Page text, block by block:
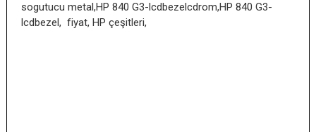
sogutucu metal,HP 840 G3-lcdbezelcdrom,HP 840 G3-
lcdbezel, fiyat, HP çeşitleri,